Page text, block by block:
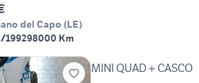
del Capo (LE)
199298000 Km
MINI QUAD + CASCO